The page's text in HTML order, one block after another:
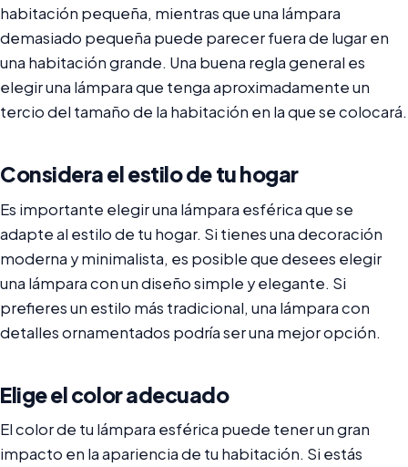
habitación pequeña, mientras que una lámpara
demasiado pequeña puede parecer fuera de lugar en
una habitación grande. Una buena regla general es
elegir una lámpara que tenga aproximadamente un
tercio del tamaño de la habitación en la que se colocará.
Considera el estilo de tu hogar
Es importante elegir una lámpara esférica que se
adapte al estilo de tu hogar. Si tienes una decoración
moderna y minimalista, es posible que desees elegir
una lámpara con un diseño simple y elegante. Si
prefieres un estilo más tradicional, una lámpara con
detalles ornamentados podría ser una mejor opción.
Elige el color adecuado
El color de tu lámpara esférica puede tener un gran
impacto en la apariencia de tu habitación. Si estás